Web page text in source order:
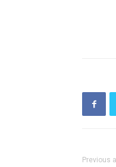
Previous